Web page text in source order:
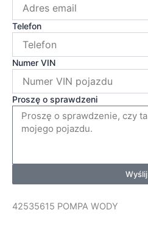
Telefon
Numer VIN
Proszę o sprawdzeni
Wyślij
42535615 POMPA WODY